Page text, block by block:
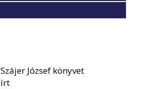
Szájer József könyvet
írt